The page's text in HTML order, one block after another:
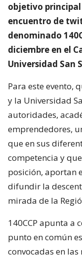
objetivo principal
encuentro de
denominado
diciembre en el
Universidad San
Para este evento,
y la Universidad
autoridades,
emprendedores,
que en sus
competencia y
posición, aportan
difundir la
mirada de la
140CCP apunta a
punto en común
convocadas en las